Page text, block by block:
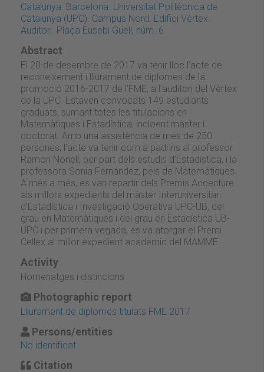
Catalunya. Barcelona. Universitat Politècnica de
Catalunya (UPC). Campus Nord. Edifici Vèrtex.
Auditori. Plaça Eusebi Güell, núm. 6
Abstract
El 20 de desembre de 2017 va tenir lloc l’acte de
reconeixement i lliurament de diplomes de la
promoció 2016-2017 de l’FME, a l’auditori del Vèrtex
de la UPC. Estaven convocats 149 estudiants
graduats, sumant totes les titulacions en
Matemàtiques i Estadística, incloent màster i
doctorat. Amb una assistència de més de 250
persones, l’acte va tenir com a padrins al professor
Ramon Nonell, per part dels estudis d’Estadística, i la
professora Sonia Fernández, pels de Matemàtiques.
A més a més, es van repartir dels Premis Accenture
als millors expedients del màster Interuniversitari
d’Estadística i Investigació Operativa UPC-UB, del
grau en Matemàtiques i del grau en Estadística UB-
UPC i per primera vegada, es va atorgar el Premi
Cellex al millor expedient acadèmic del MAMME.
Activity
Homenatges i distincions
Photographic report
Lliurament de diplomes titulats FME 2017
Persons/entities
No identificat
Citation